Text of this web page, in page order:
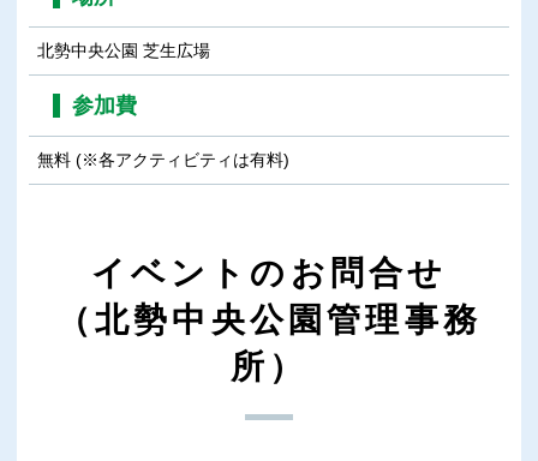
北勢中央公園 芝生広場
参加費
無料 (※各アクティビティは有料)
イベントのお問合せ
（北勢中央公園管理事務
所）